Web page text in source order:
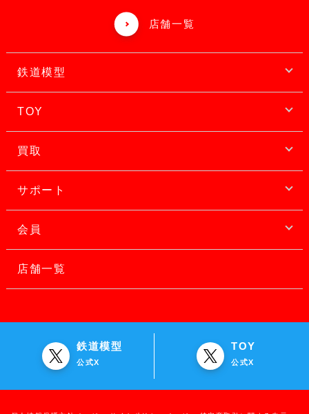
店舗一覧
鉄道模型
TOY
買取
サポート
会員
店舗一覧
鉄道模型
公式X
TOY
公式X